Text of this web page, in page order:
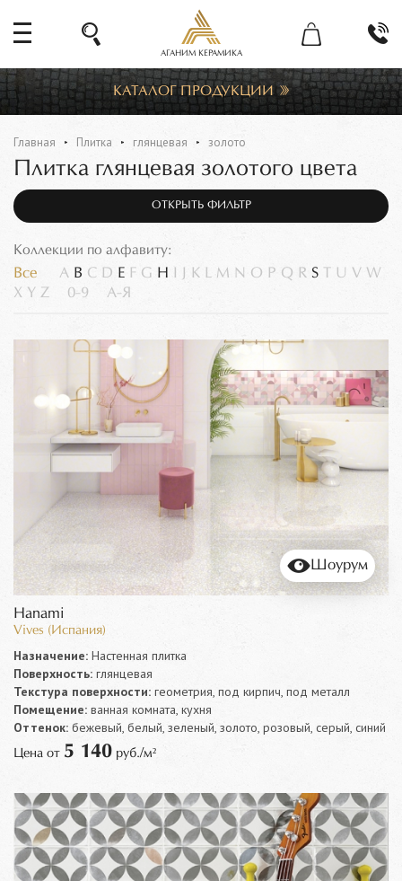
АГАНИМ КЕРАМИКА
КАТАЛОГ ПРОДУКЦИИ
Главная Плитка глянцевая золото
Плитка глянцевая золотого цвета
ОТКРЫТЬ ФИЛЬТР
Коллекции по алфавиту:
Все A B C D E F G H K L M N O P Q R S U V W
X Y Z 0-9 А-Я
Шоурум
Hanami
Vives (Испания)
Назначение: Настенная плитка
Поверхность: глянцевая
Текстура поверхности: геометрия, под кирпич, под металл
Помещение: ванная комната, кухня
Оттенок: бежевый, белый, зеленый, золото, розовый, серый, синий
Цена от 5 140 руб./м²